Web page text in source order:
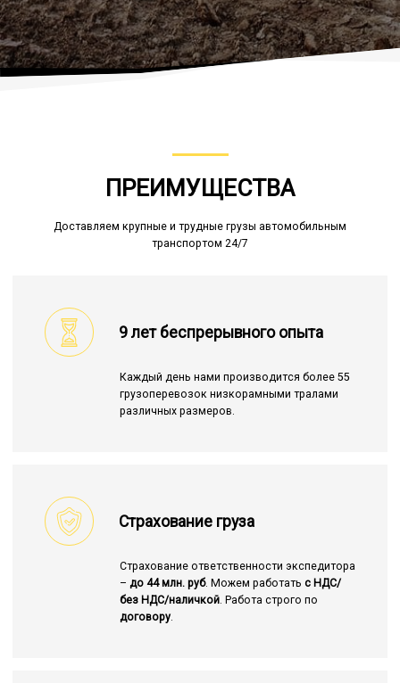
ПРЕИМУЩЕСТВА
Доставляем крупные и трудные грузы автомобильным
транспортом 24/7
9 лет беспрерывного опыта
Каждый день нами производится более 55
грузоперевозок низкорамными тралами
различных размеров.
Страхование груза
Страхование ответственности экспедитора
– до 44 млн. руб. Можем работать с НДС/
без НДС/наличкой. Работа строго по
договору.